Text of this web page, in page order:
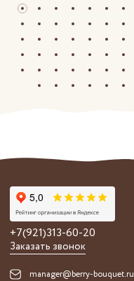
+7(921)313-60-20
Заказать звонок
manager@berry-bouquet.ru